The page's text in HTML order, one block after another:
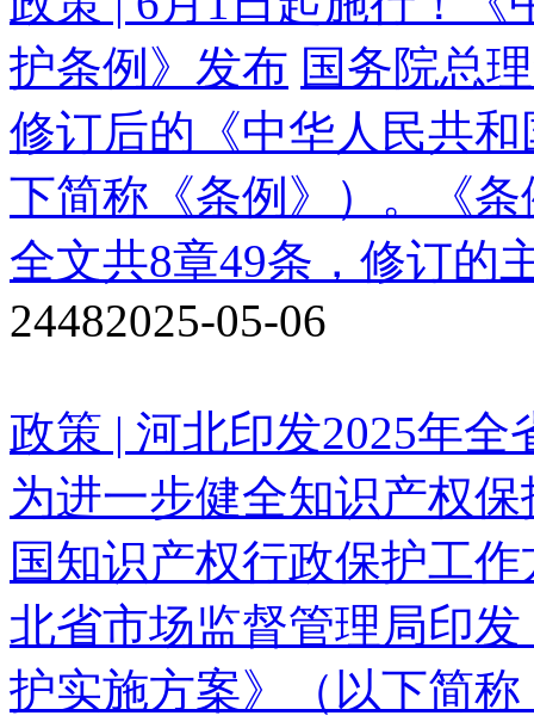
护条例》发布 国务院总
修订后的《中华人民共
下简称《条例》）。《
全文共8章49条，修订的
24482025-05-06
政策 | 河北印发2025年
为进一步健全知识产权
国知识产权行政保护工
北省市场监督管理局印
护实施方案》（以下简